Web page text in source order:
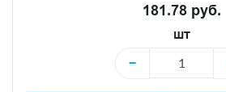
181.78 руб.
шт
−